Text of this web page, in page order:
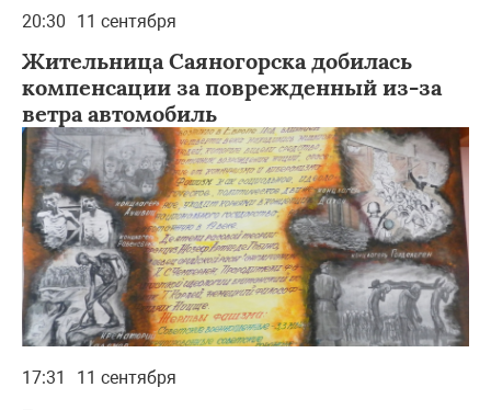
20:30 11 сентября
Жительница Саяногорска добилась
компенсации за поврежденный из-за
ветра автомобиль
17:31 11 сентября